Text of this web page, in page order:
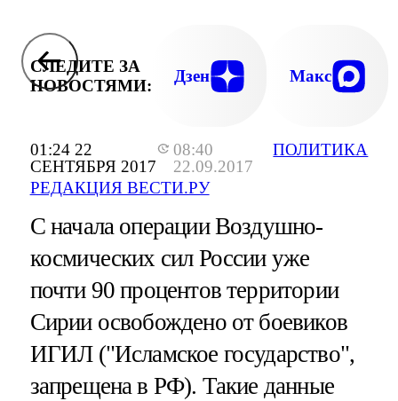
01:24 22
СЕНТЯБРЯ 2017
08:40
22.09.2017
РЕДАКЦИЯ ВЕСТИ.РУ
ПОЛИТИКА
СЛЕДИТЕ ЗА
НОВОСТЯМИ:
Дзен Макс
С начала операции Воздушно-
космических сил России уже
почти 90 процентов территории
Сирии освобождено от боевиков
ИГИЛ ("Исламское государство",
запрещена в РФ). Такие данные